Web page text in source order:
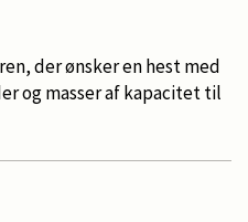
der ønsker en hest med
og masser af kapacitet til